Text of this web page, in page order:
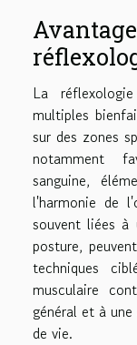
La
multiples
sur des zones
notamment
sanguine,
l'harmonie de
souvent liées à
posture,
techniques
musculaire
général et à
de vie.